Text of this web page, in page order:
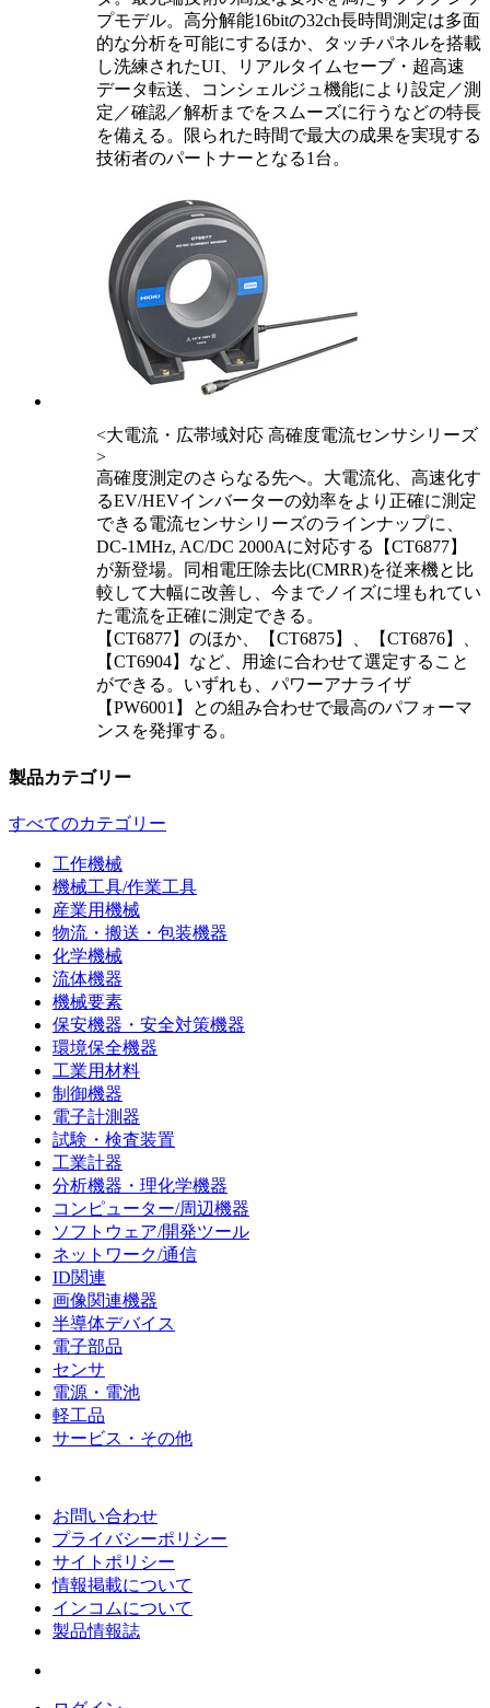
プモデル。高分解能16bitの32ch長時間測定は多面
的な分析を可能にするほか、タッチパネルを搭載
し洗練されたUI、リアルタイムセーブ・超高速
データ転送、コンシェルジュ機能により設定／測
定／確認／解析までをスムーズに行うなどの特長
を備える。限られた時間で最大の成果を実現する
技術者のパートナーとなる1台。
<大電流・広帯域対応 高確度電流センサシリーズ
>
高確度測定のさらなる先へ。大電流化、高速化す
るEV/HEVインバーターの効率をより正確に測定
できる電流センサシリーズのラインナップに、
DC-1MHz, AC/DC 2000Aに対応する【CT6877】
が新登場。同相電圧除去比(CMRR)を従来機と比
較して大幅に改善し、今までノイズに埋もれてい
た電流を正確に測定できる。
【CT6877】のほか、【CT6875】、【CT6876】、
【CT6904】など、用途に合わせて選定すること
ができる。いずれも、パワーアナライザ
【PW6001】との組み合わせで最高のパフォーマ
ンスを発揮する。
製品カテゴリー
すべてのカテゴリー
工作機械
機械工具/作業工具
産業用機械
物流・搬送・包装機器
化学機械
流体機器
機械要素
保安機器・安全対策機器
環境保全機器
工業用材料
制御機器
電子計測器
試験・検査装置
工業計器
分析機器・理化学機器
コンピューター/周辺機器
ソフトウェア/開発ツール
ネットワーク/通信
ID関連
画像関連機器
半導体デバイス
電子部品
センサ
電源・電池
軽工品
サービス・その他
お問い合わせ
プライバシーポリシー
サイトポリシー
情報掲載について
インコムについて
製品情報誌